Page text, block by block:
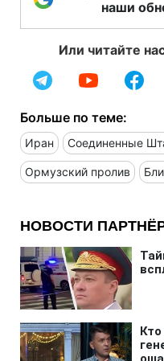
наши
Или читайте
Больше по теме:
Иран Соединенные
Ормузский пролив